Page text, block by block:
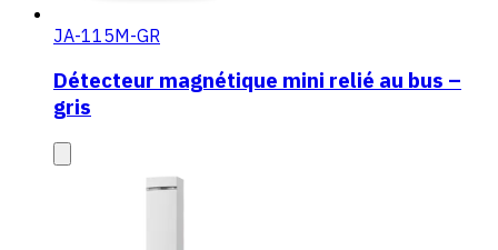
JA-115M-GR
Détecteur magnétique mini relié au bus –
gris